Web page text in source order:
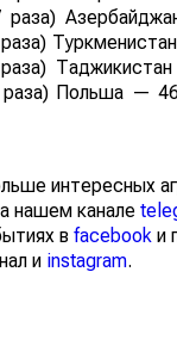
раза)
Польша —
интересных
нашем канале
в facebook и
и instagram.